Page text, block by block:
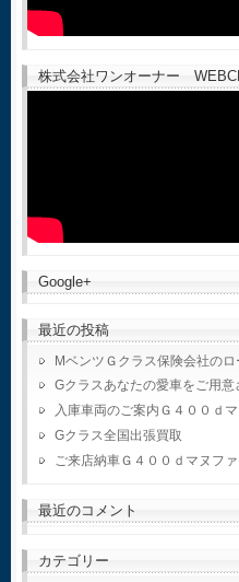
株式会社ワンオーナー
Google+
最近の投稿
MベンツＧクラス保険会社の
Gクラスあなたの愛車をご用
入庫車両のご案内Ｇ４００ｄ
Gクラス全国出張買取
ご来店納車Ｇ４００ｄマヌフ
最近のコメント
カテゴリー